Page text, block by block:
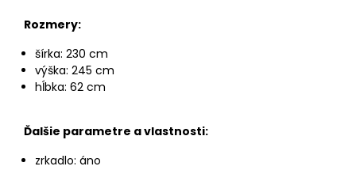
Rozmery:
šírka: 230 cm
výška: 245 cm
hĺbka: 62 cm
Ďalšie parametre a vlastnosti:
zrkadlo: áno